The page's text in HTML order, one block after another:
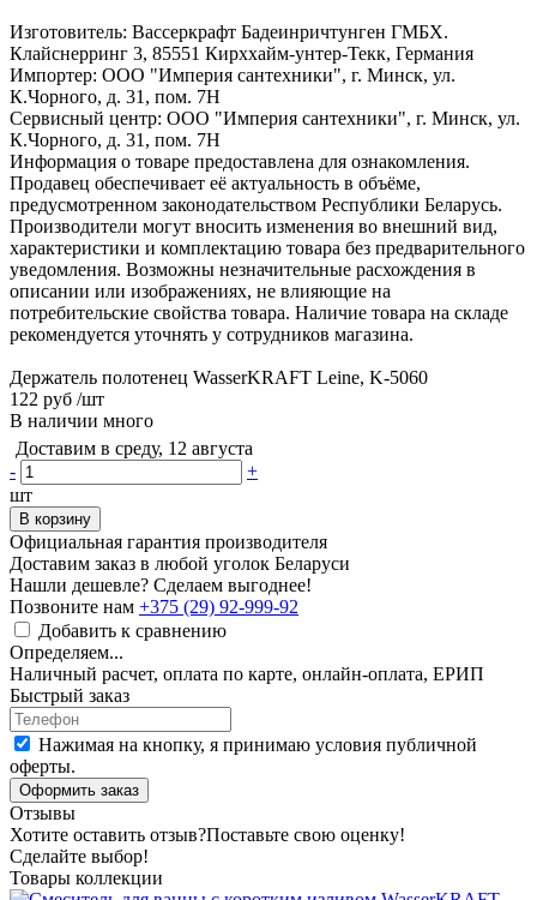
Изготовитель: Вассеркрафт Бадеинричтунген ГМБХ.
Клайснерринг 3, 85551 Кирххайм-унтер-Текк, Германия
Импортер: ООО "Империя сантехники", г. Минск, ул.
К.Чорного, д. 31, пом. 7Н
Сервисный центр: ООО "Империя сантехники", г. Минск, ул.
К.Чорного, д. 31, пом. 7Н
Информация о товаре предоставлена для ознакомления.
Продавец обеспечивает её актуальность в объёме,
предусмотренном законодательством Республики Беларусь.
Производители могут вносить изменения во внешний вид,
характеристики и комплектацию товара без предварительного
уведомления. Возможны незначительные расхождения в
описании или изображениях, не влияющие на
потребительские свойства товара. Наличие товара на складе
рекомендуется уточнять у сотрудников магазина.
Держатель полотенец WasserKRAFT Leine, K-5060
122 руб /шт
В наличии много
Доставим в среду, 12 августа
-
+
шт
В корзину
Официальная гарантия производителя
Доставим заказ в любой уголок Беларуси
Нашли дешевле? Сделаем выгоднее!
Позвоните нам +375 (29) 92-999-92
Добавить к сравнению
Определяем...
Наличный расчет, оплата по карте, онлайн-оплата, ЕРИП
Быстрый заказ
Нажимая на кнопку, я принимаю условия публичной
оферты.
Оформить заказ
Отзывы
Хотите оставить отзыв?Поставьте свою оценку!
Сделайте выбор!
Товары коллекции